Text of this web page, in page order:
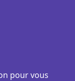
pour vous